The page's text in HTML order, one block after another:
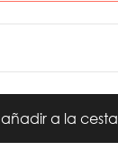
añadir a la cesta